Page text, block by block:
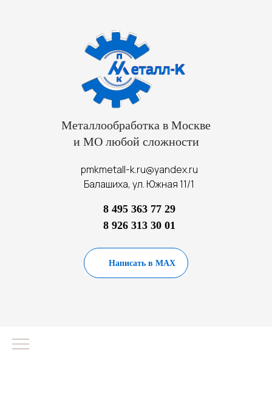
Металлообработка в Москве
и МО любой сложности
pmkmetall-k.ru@yandex.ru
Балашиха, ул. Южная 11/1
8 495 363 77 29
8 926 313 30 01
Написать в MAX